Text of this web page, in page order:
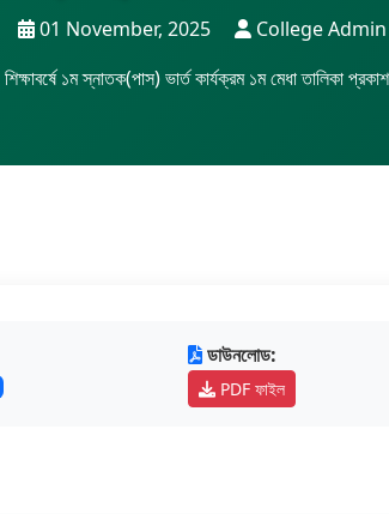
01 November, 2025 College Admin
১ম স্নাতক(পাস) ভার্ত কার্যক্রম ১ম মেধা তালিকা
ডাউনলোড:
PDF ফাইল